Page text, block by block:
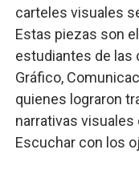
carteles visuales
Estas piezas son
estudiantes de las
Gráfico,
quienes lograron
narrativas visuales
​Escuchar con los